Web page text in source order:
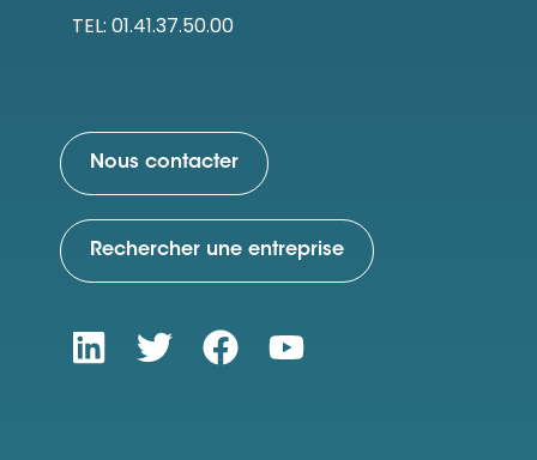
TEL: 01.41.37.50.00
Nous contacter
Rechercher une entreprise